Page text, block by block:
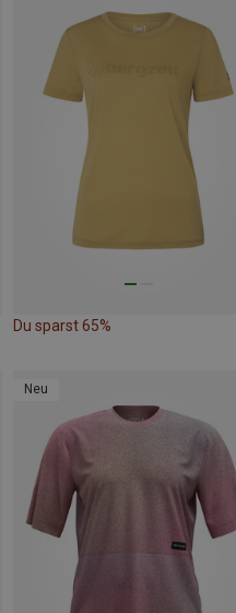
Du sparst 65%
Neu